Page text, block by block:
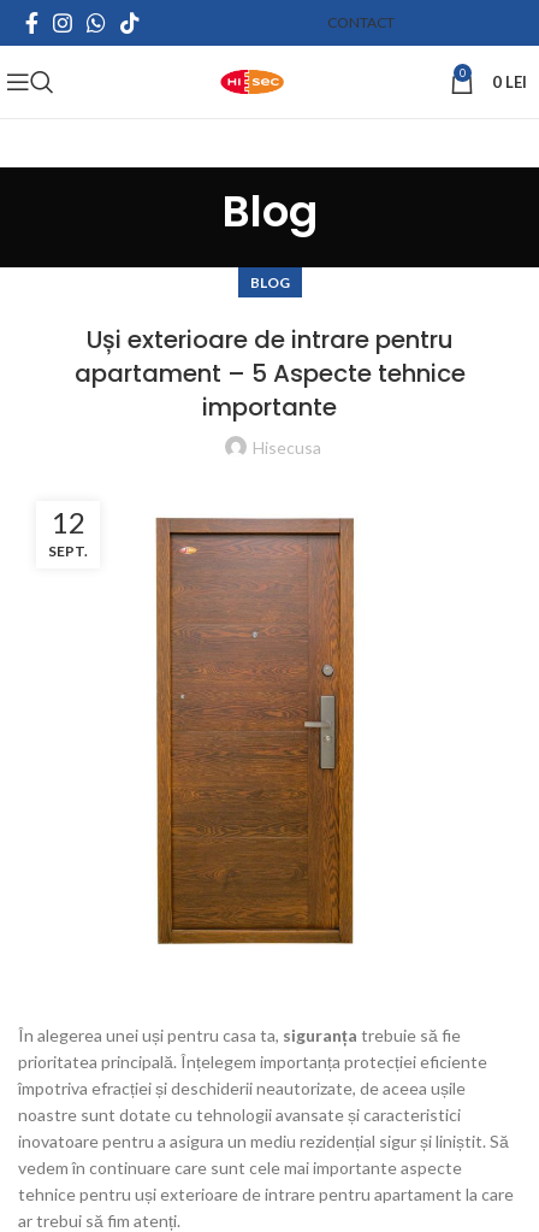
CONTACT
0 0 LEI
Blog
BLOG
Uși exterioare de intrare pentru
apartament – 5 Aspecte tehnice
importante
Hisecusa
12
SEPT.
În alegerea unei uși pentru casa ta, siguranța trebuie să fie
prioritatea principală. Înțelegem importanța protecției eficiente
împotriva efracției și deschiderii neautorizate, de aceea ușile
noastre sunt dotate cu tehnologii avansate și caracteristici
inovatoare pentru a asigura un mediu rezidențial sigur și liniștit. Să
vedem în continuare care sunt cele mai importante aspecte
tehnice pentru uși exterioare de intrare pentru apartament la care
ar trebui să fim atenți.